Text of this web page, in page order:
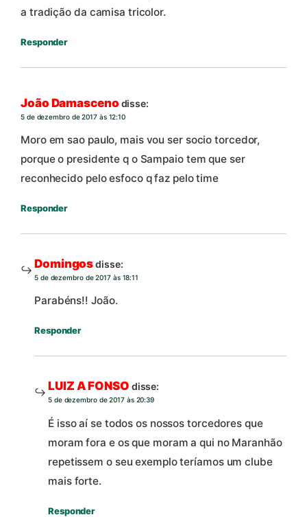
a tradição da camisa tricolor.
Responder
João Damasceno disse:
5 de dezembro de 2017 às 12:10
Moro em sao paulo, mais vou ser socio torcedor,
porque o presidente q o Sampaio tem que ser
reconhecido pelo esfoco q faz pelo time
Responder
Domingosdisse:
5 de dezembro de 2017 às 18:11
Parabéns!! João.
Responder
LUIZ A FONSO disse:
5 de dezembro de 2017 às 20:39
É isso aí se todos os nossos torcedores que
moram fora e os que moram a qui no Maranhão
repetissem o seu exemplo teríamos um clube
mais forte.
Responder